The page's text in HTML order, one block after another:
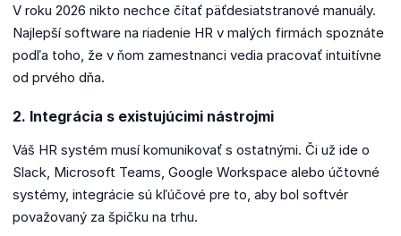
V roku 2026 nikto nechce čítať päťdesiatstranové manuály.
Najlepší software na riadenie HR v malých firmách spoznáte
podľa toho, že v ňom zamestnanci vedia pracovať intuitívne
od prvého dňa.
2. Integrácia s existujúcimi nástrojmi
Váš HR systém musí komunikovať s ostatnými. Či už ide o
Slack, Microsoft Teams, Google Workspace alebo účtovné
systémy, integrácie sú kľúčové pre to, aby bol softvér
považovaný za špičku na trhu.